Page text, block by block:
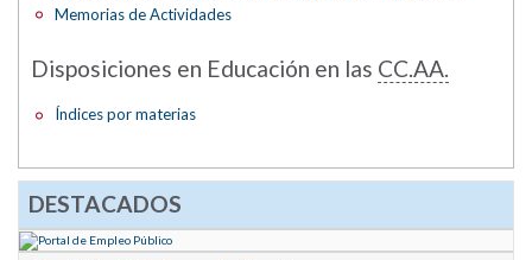
Memorias de Actividades
Disposiciones en Educación en las CC.AA.
Índices por materias
DESTACADOS